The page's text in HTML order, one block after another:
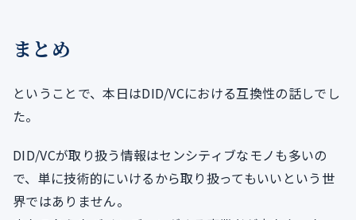
まとめ
ということで、本日はDID/VCにおける互換性の話しでし
た。
DID/VCが取り扱う情報はセンシティブなモノも多いの
で、単に技術的にいけるから取り扱ってもいいという世
界ではありません。